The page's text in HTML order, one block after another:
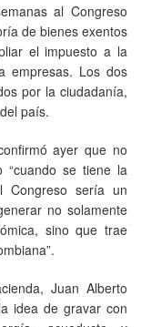
al Congreso
de bienes exentos
el impuesto a la
empresas. Los dos
por la ciudadanía,
país.
ayer que no
“cuando se tiene la
Congreso sería un
no solamente
sino que trae
Juan Alberto
idea de gravar con